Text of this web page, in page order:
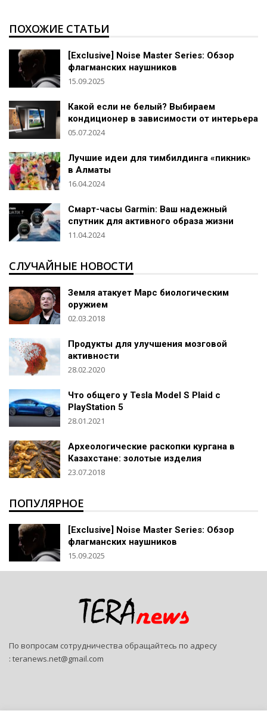
ПОХОЖИЕ СТАТЬИ
[Exclusive] Noise Master Series: Обзор
флагманских наушников
15.09.2025
Какой если не белый? Выбираем
кондиционер в зависимости от интерьера
05.07.2024
Лучшие идеи для тимбилдинга «пикник»
в Алматы
16.04.2024
Смарт-часы Garmin: Ваш надежный
спутник для активного образа жизни
11.04.2024
СЛУЧАЙНЫЕ НОВОСТИ
Земля атакует Марс биологическим
оружием
02.03.2018
Продукты для улучшения мозговой
активности
28.02.2020
Что общего у Tesla Model S Plaid с
PlayStation 5
28.01.2021
Археологические раскопки кургана в
Казахстане: золотые изделия
23.07.2018
ПОПУЛЯРНОЕ
[Exclusive] Noise Master Series: Обзор
флагманских наушников
15.09.2025
По вопросам сотрудничества обращайтесь по адресу
: teranews.net@gmail.com